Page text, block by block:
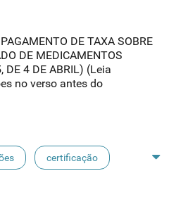
DE TAXA SOBRE
DE MEDICAMENTOS
DE 4 DE ABRIL) (Leia
no verso antes do
certificação